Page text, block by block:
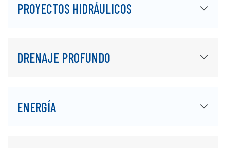
PROYECTOS HIDRÁULICOS
DRENAJE PROFUNDO
ENERGÍA